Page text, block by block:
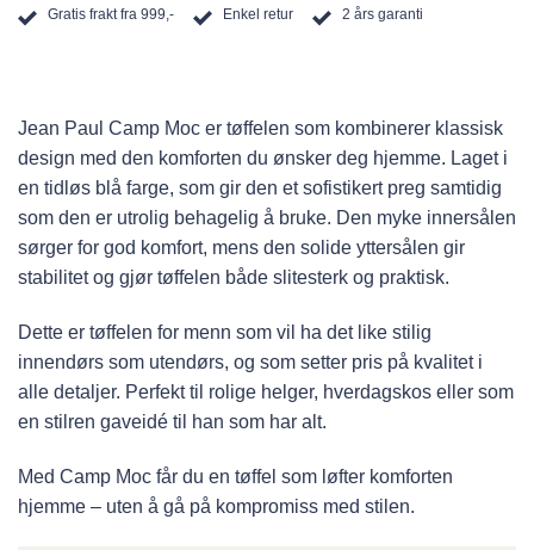
Gratis frakt fra 999,- Enkel retur 2 års garanti
Jean Paul Camp Moc er tøffelen som kombinerer klassisk
design med den komforten du ønsker deg hjemme. Laget i
en tidløs blå farge, som gir den et sofistikert preg samtidig
som den er utrolig behagelig å bruke. Den myke innersålen
sørger for god komfort, mens den solide yttersålen gir
stabilitet og gjør tøffelen både slitesterk og praktisk.
Dette er tøffelen for menn som vil ha det like stilig
innendørs som utendørs, og som setter pris på kvalitet i
alle detaljer. Perfekt til rolige helger, hverdagskos eller som
en stilren gaveidé til han som har alt.
Med Camp Moc får du en tøffel som løfter komforten
hjemme – uten å gå på kompromiss med stilen.